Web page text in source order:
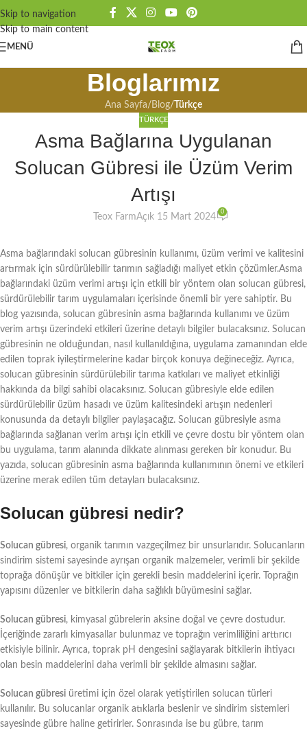
Skip to navigation
Skip to main content
MENÜ
Bloglarımız
Ana Sayfa/ Blog/ Türkçe
TÜRKÇE
Asma Bağlarına Uygulanan
Solucan Gübresi ile Üzüm Verim
Artışı
Teox FarmAçık 15 Mart 2024
0
Asma bağlarındaki solucan gübresinin kullanımı, üzüm verimi ve kalitesini
artırmak için sürdürülebilir tarımın sağladığı maliyet etkin çözümler.Asma
bağlarındaki üzüm verimi artışı için etkili bir yöntem olan solucan gübresi,
sürdürülebilir tarım uygulamaları içerisinde önemli bir yere sahiptir. Bu
blog yazısında, solucan gübresinin asma bağlarında kullanımı ve üzüm
verim artışı üzerindeki etkileri üzerine detaylı bilgiler bulacaksınız. Solucan
gübresinin ne olduğundan, nasıl kullanıldığına, uygulama zamanından elde
edilen toprak iyileştirmelerine kadar birçok konuya değineceğiz. Ayrıca,
solucan gübresinin sürdürülebilir tarıma katkıları ve maliyet etkinliği
hakkında da bilgi sahibi olacaksınız. Solucan gübresiyle elde edilen
sürdürülebilir üzüm hasadı ve üzüm kalitesindeki artışın nedenleri
konusunda da detaylı bilgiler paylaşacağız. Solucan gübresiyle asma
bağlarında sağlanan verim artışı için etkili ve çevre dostu bir yöntem olan
bu uygulama, tarım alanında dikkate alınması gereken bir konudur. Bu
yazıda, solucan gübresinin asma bağlarında kullanımının önemi ve etkileri
üzerine merak edilen tüm detayları bulacaksınız.
Solucan gübresi nedir?
Solucan gübresi, organik tarımın vazgeçilmez bir unsurlarıdır. Solucanların
sindirim sistemi sayesinde ayrışan organik malzemeler, verimli bir şekilde
toprağa dönüşür ve bitkiler için gerekli besin maddelerini içerir. Toprağın
yapısını düzenler ve bitkilerin daha sağlıklı büyümesini sağlar.
Solucan gübresi, kimyasal gübrelerin aksine doğal ve çevre dostudur.
İçeriğinde zararlı kimyasallar bulunmaz ve toprağın verimliliğini arttırıcı
etkisiyle bilinir. Ayrıca, toprak pH dengesini sağlayarak bitkilerin ihtiyacı
olan besin maddelerini daha verimli bir şekilde almasını sağlar.
Solucan gübresi üretimi için özel olarak yetiştirilen solucan türleri
kullanılır. Bu solucanlar organik atıklarla beslenir ve sindirim sistemleri
sayesinde gübre haline getirirler. Sonrasında ise bu gübre, tarım